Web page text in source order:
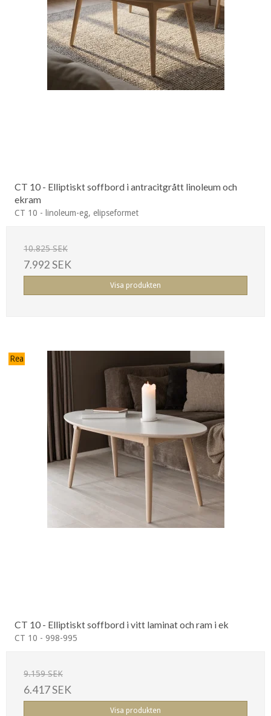
CT 10 - Elliptiskt soffbord i antracitgrått linoleum och
ekram
CT 10 - linoleum-eg, elipseformet
10.825 SEK
7.992 SEK
Visa produkten
Rea
CT 10 - Elliptiskt soffbord i vitt laminat och ram i ek
CT 10 - 998-995
9.159 SEK
6.417 SEK
Visa produkten